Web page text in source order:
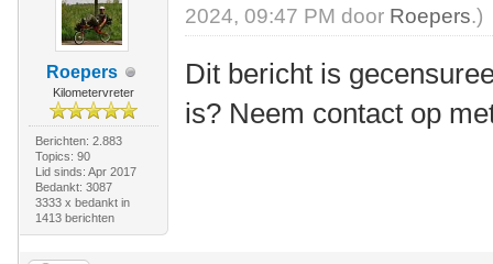
Roepers
Kilometervreter
Berichten: 2.883
Topics: 90
Lid sinds: Apr 2017
Bedankt: 3087
3333 x bedankt in
1413 berichten
2024, 09:47 PM door Roepers.)
Dit bericht is
is? Neem contact op